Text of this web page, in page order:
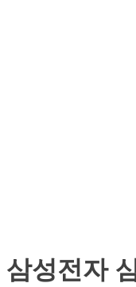
삼성전자